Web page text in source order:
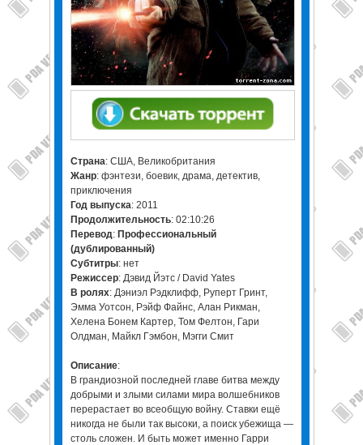
Страна: США, Великобритания
Жанр: фэнтези, боевик, драма, детектив,
приключения
Год выпуска: 2011
Продолжительность: 02:10:26
Перевод: Профессиональный
(дублированный)
Cубтитры: нет
Режиссер: Дэвид Йэтс / David Yates
В ролях: Дэниэл Рэдклифф, Руперт Гринт,
Эмма Уотсон, Рэйф Файнс, Алан Рикман,
Хелена Бонем Картер, Том Фелтон, Гари
Олдман, Майкл Гэмбон, Мэгги Смит
Описание:
В грандиозной последней главе битва между
добрыми и злыми силами мира волшебников
перерастает во всеобщую войну. Ставки ещё
никогда не были так высоки, а поиск убежища —
столь сложен. И быть может именно Гарри